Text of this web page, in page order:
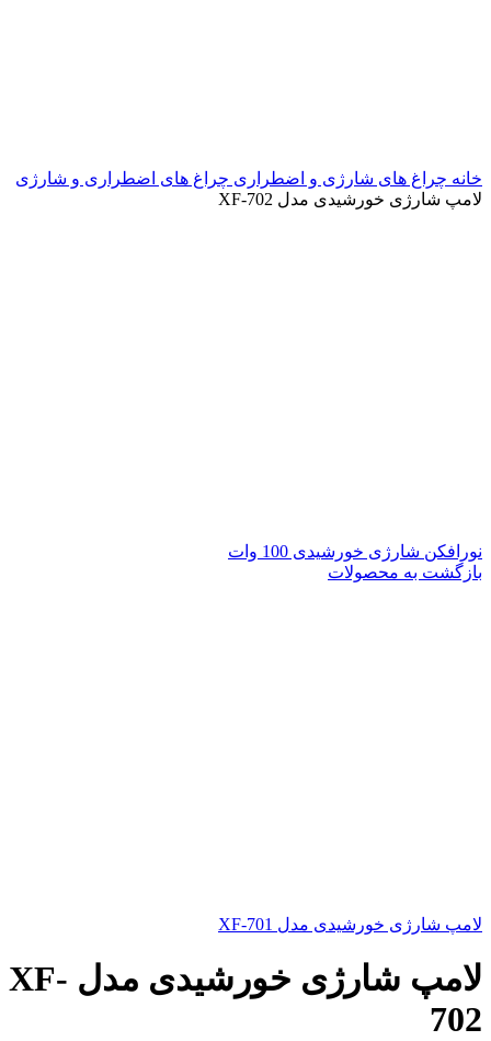
خانه چراغ های شارژی و اضطراری چراغ های اضطراری و شارژی
لامپ شارژی خورشیدی مدل XF-702
نورافکن شارژی خورشیدی 100 وات
بازگشت به محصولات
لامپ شارژی خورشیدی مدل XF-701
لامپ شارژی خورشیدی مدل XF-
702